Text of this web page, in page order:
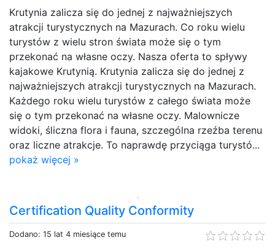
Krutynia zalicza się do jednej z najważniejszych
atrakcji turystycznych na Mazurach. Co roku wielu
turystów z wielu stron świata może się o tym
przekonać na własne oczy. Nasza oferta to spływy
kajakowe Krutynią. Krutynia zalicza się do jednej z
najważniejszych atrakcji turystycznych na Mazurach.
Każdego roku wielu turystów z całego świata może
się o tym przekonać na własne oczy. Malownicze
widoki, śliczna flora i fauna, szczególna rzeźba terenu
oraz liczne atrakcje. To naprawdę przyciąga turystó...
pokaż więcej »
Certification Quality Conformity
Dodano: 15 lat 4 miesiące temu